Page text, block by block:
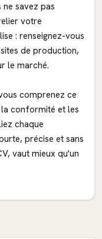
savez pas
votre
: renseignez-vous
de production,
le marché.
comprenez ce
conformité et les
chaque
précise et sans
vaut mieux qu'un